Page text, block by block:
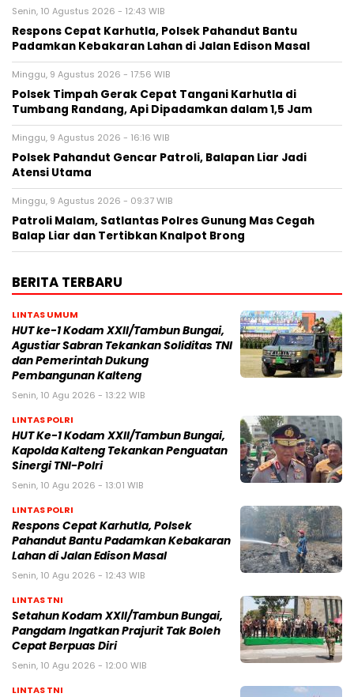
Senin, 10 Agustus 2026 - 12:43 WIB
Respons Cepat Karhutla, Polsek Pahandut Bantu
Padamkan Kebakaran Lahan di Jalan Edison Masal
Minggu, 9 Agustus 2026 - 17:56 WIB
Polsek Timpah Gerak Cepat Tangani Karhutla di
Tumbang Randang, Api Dipadamkan dalam 1,5 Jam
Minggu, 9 Agustus 2026 - 16:16 WIB
Polsek Pahandut Gencar Patroli, Balapan Liar Jadi
Atensi Utama
Minggu, 9 Agustus 2026 - 09:37 WIB
Patroli Malam, Satlantas Polres Gunung Mas Cegah
Balap Liar dan Tertibkan Knalpot Brong
BERITA TERBARU
LINTAS UMUM
HUT ke-1 Kodam XXII/Tambun Bungai,
Agustiar Sabran Tekankan Soliditas TNI
dan Pemerintah Dukung
Pembangunan Kalteng
Senin, 10 Agu 2026 - 13:22 WIB
LINTAS POLRI
HUT Ke-1 Kodam XXII/Tambun Bungai,
Kapolda Kalteng Tekankan Penguatan
Sinergi TNI-Polri
Senin, 10 Agu 2026 - 13:01 WIB
LINTAS POLRI
Respons Cepat Karhutla, Polsek
Pahandut Bantu Padamkan Kebakaran
Lahan di Jalan Edison Masal
Senin, 10 Agu 2026 - 12:43 WIB
LINTAS TNI
Setahun Kodam XXII/Tambun Bungai,
Pangdam Ingatkan Prajurit Tak Boleh
Cepat Berpuas Diri
Senin, 10 Agu 2026 - 12:00 WIB
LINTAS TNI